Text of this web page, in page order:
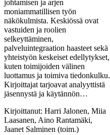
johtamisen ja arjen
moniammatillisen työn
näkökulmista. Keskiössä ovat
vastuiden ja roolien
selkeyttäminen,
palveluintegraation haasteet sekä
yhteistyön keskeiset edellytykset,
kuten toimijoiden välinen
luottamus ja toimiva tiedonkulku.
Kirjoittajat tarjoavat analyyttistä
jäsennystä ja käytännön…
Kirjoittanut: Harri Jalonen, Miia
Laasanen, Aino Rantamäki,
Jaanet Salminen (toim.)